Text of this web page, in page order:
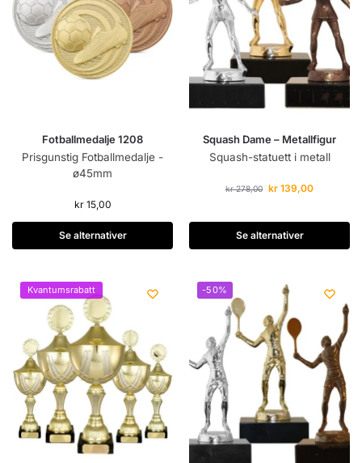
Fotballmedalje 1208
Prisgunstig Fotballmedalje -
ø45mm
kr15,00
Se alternativer
Squash Dame – Metallfigur
Squash-statuett i metall
kr278,00 kr 139,00
Se alternativer
Kvantumsrabatt -50%